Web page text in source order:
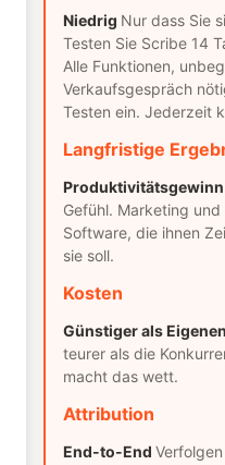
Niedrig Nur dass Sie
Testen Sie Scribe 14
Alle Funktionen,
Verkaufsgespräch
Testen ein. Jederzeit
Langfristige
Produktivitätsgewinn
Gefühl. Marketing
Software, die ihnen
sie soll.
Kosten
Günstiger als
teurer als die
macht das wett.
Attribution
End-to-End